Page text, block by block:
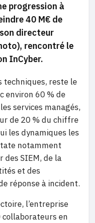
progression à
40 M€ de
directeur
rencontré le
InCyber.
techniques, reste le
environ 60 % de
services managés,
de 20 % du chiffre
les dynamiques les
notamment
des SIEM, de la
et des
réponse à incident.
l’entreprise
en